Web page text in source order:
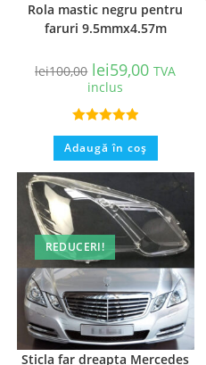
Rola mastic negru pentru
faruri 9.5mmx4.57m
lei100,00 lei59,00 TVA
inclus
Evaluat la
5.00din 5
Adaugă în coș
REDUCERI!
Sticla far dreapta Mercedes